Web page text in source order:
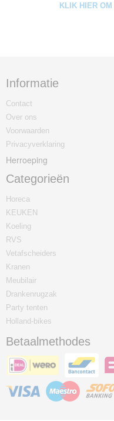
KLIK HIER
Informatie
Contact
Over ons
Voorwaarden
Privacyverklaring
Herroeping
Categorieën
Horeca
KEUKEN
Koeling
RVS
Vetafscheiders
Kranen
Meubilair
Drankenrugzak
Party tenten
Holland-bikes
Betaalmethodes